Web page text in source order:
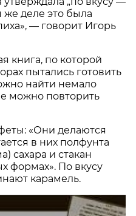
же деле это была
— говорит Игорь
книга, по которой
пытались готовить
найти немало
можно повторить
«Они делаются
в них полфунта
сахара и стакан
формах». По вкусу
карамель.